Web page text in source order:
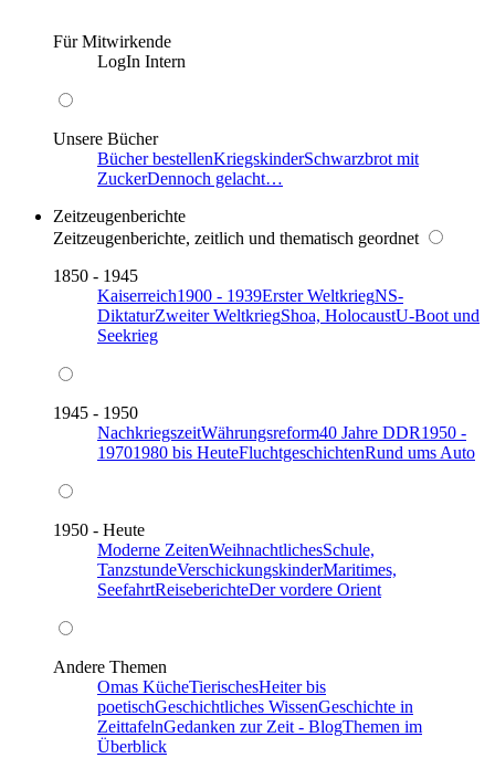
Für Mitwirkende
LogIn Intern
Unsere Bücher
Bücher bestellenKriegskinderSchwarzbrot mit
ZuckerDennoch gelacht…
Zeitzeugenberichte
Zeitzeugenberichte, zeitlich und thematisch geordnet
1850 - 1945
Kaiserreich1900 - 1939Erster WeltkriegNS-
DiktaturZweiter WeltkriegShoa, HolocaustU-Boot und
Seekrieg
1945 - 1950
NachkriegszeitWährungsreform40 Jahre DDR1950 -
19701980 bis HeuteFluchtgeschichtenRund ums Auto
1950 - Heute
Moderne ZeitenWeihnachtlichesSchule,
TanzstundeVerschickungskinderMaritimes,
SeefahrtReiseberichteDer vordere Orient
Andere Themen
Omas KücheTierischesHeiter bis
poetischGeschichtliches WissenGeschichte in
ZeittafelnGedanken zur Zeit - BlogThemen im
Überblick